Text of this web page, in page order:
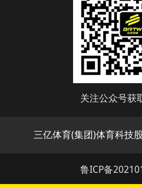
关注公众号获
三亿体育(集团)体育科技
鲁ICP备